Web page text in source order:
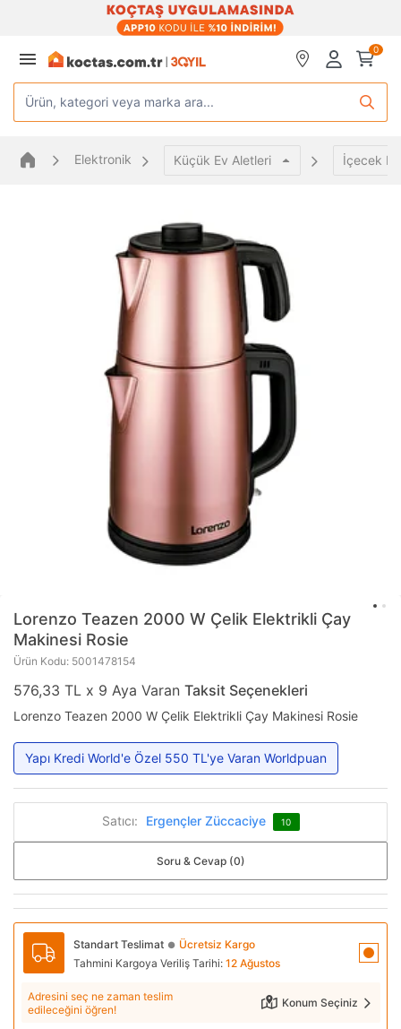
0
Ürün, kategori veya marka ara...
Elektronik Küçük Ev Aletleri İçecek
Lorenzo Teazen 2000 W Çelik Elektrikli Çay
Makinesi Rosie
Ürün Kodu: 5001478154
576,33 TL x 9 Aya Varan Taksit Seçenekleri
Lorenzo Teazen 2000 W Çelik Elektrikli Çay Makinesi Rosie
Yapı Kredi World'e Özel 550 TL'ye Varan Worldpuan
Satıcı: Ergençler Züccaciye 10
Soru & Cevap (0)
Standart Teslimat ● Ücretsiz Kargo
Tahmini Kargoya Veriliş Tarihi: 12 Ağustos
Adresini seç ne zaman teslim
edileceğini öğren!
Konum Seçiniz